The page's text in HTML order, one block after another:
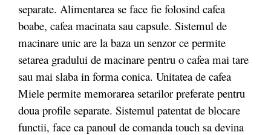
separate. Alimentarea se face fie folosind cafea
boabe, cafea macinata sau capsule. Sistemul de
macinare unic are la baza un senzor ce permite
setarea gradului de macinare pentru o cafea mai tare
sau mai slaba in forma conica. Unitatea de cafea
Miele permite memorarea setarilor preferate pentru
doua profile separate. Sistemul patentat de blocare
functii, face ca panoul de comanda touch sa devina